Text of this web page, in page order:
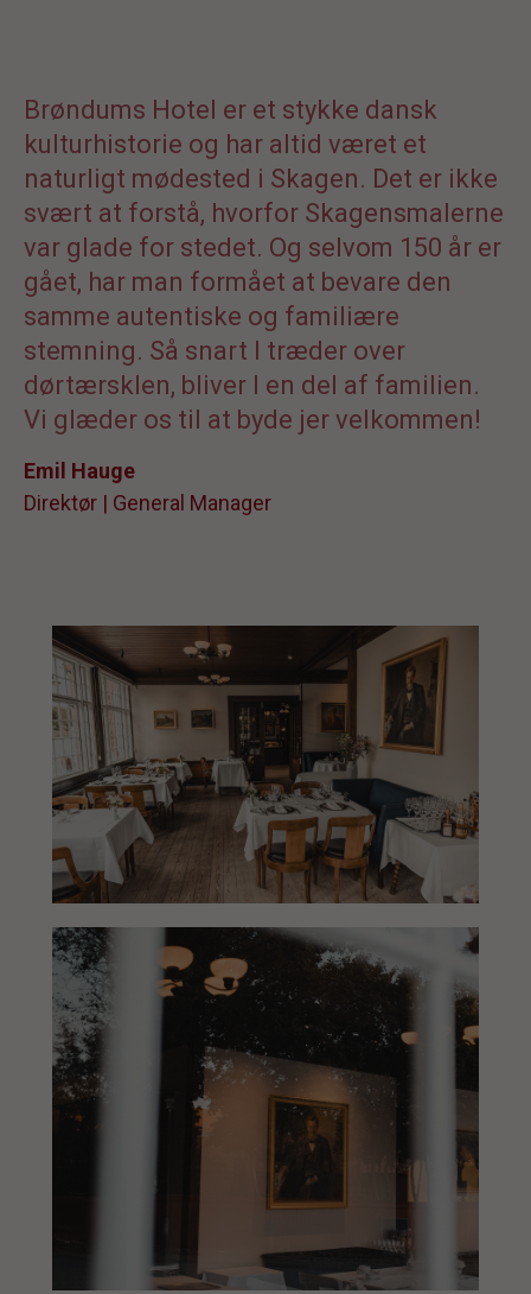
Brøndums Hotel er et stykke dansk
kulturhistorie og har altid været et
naturligt mødested i Skagen. Det er ikke
svært at forstå, hvorfor Skagensmalerne
var glade for stedet. Og selvom 150 år er
gået, har man formået at bevare den
samme autentiske og familiære
stemning. Så snart I træder over
dørtærsklen, bliver I en del af familien.
Vi glæder os til at byde jer velkommen!
Emil Hauge
Direktør | General Manager